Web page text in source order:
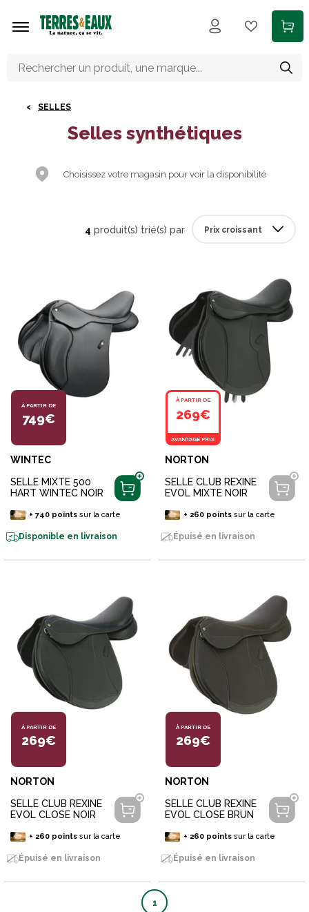
SELLES
Selles synthétiques
Choisissez votre magasin pour voir la disponibilité
4 produit(s) trié(s) par
À PARTIR DE
749€
WINTEC
SELLE MIXTE 500
HART WINTEC NOIR
+ 740pointssur la carte
Disponible en livraison
À PARTIR DE
269€
AVANTAGE PRIX
NORTON
SELLE CLUB REXINE
EVOL MIXTE NOIR
+ 260pointssur la carte
Épuisé en livraison
À PARTIR DE
269€
NORTON
SELLE CLUB REXINE
EVOL CLOSE NOIR
+ 260pointssur la carte
Épuisé en livraison
À PARTIR DE
269€
NORTON
SELLE CLUB REXINE
EVOL CLOSE BRUN
+ 260pointssur la carte
Épuisé en livraison
1